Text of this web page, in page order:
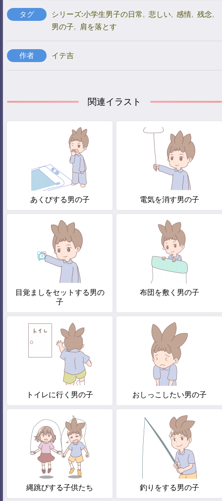
タグ シリーズ:小学生男子の日常, 悲しい, 感情, 残念,
男の子, 肩を落とす
作者 イテ吉
関連イラスト
あくびする男の子 電気を消す男の子
目覚ましをセットする男の
子
布団を敷く男の子
トイレに行く男の子 おしっこしたい男の子
縄跳びする子供たち 釣りをする男の子